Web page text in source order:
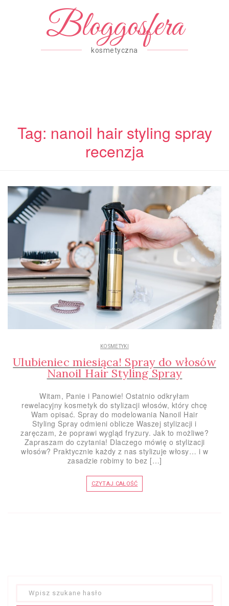
Bloggosfera
kosmetyczna
Tag: nanoil hair styling spray
recenzja
KOSMETYKI
Ulubieniec miesiąca! Spray do włosów
Nanoil Hair Styling Spray
Witam, Panie i Panowie! Ostatnio odkryłam
rewelacyjny kosmetyk do stylizacji włosów, który chcę
Wam opisać. Spray do modelowania Nanoil Hair
Styling Spray odmieni oblicze Waszej stylizacji i
zaręczam, że poprawi wygląd fryzury. Jak to możliwe?
Zapraszam do czytania! Dlaczego mówię o stylizacji
włosów? Praktycznie każdy z nas stylizuje włosy… i w
zasadzie robimy to bez […]
CZYTAJ CAŁOŚĆ